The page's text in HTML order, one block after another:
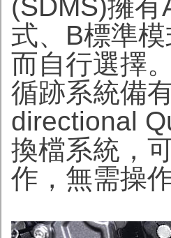
(SDMS)擁
式、B標準
而自行選擇
循跡系統備
directional
換檔系統，
作，無需操